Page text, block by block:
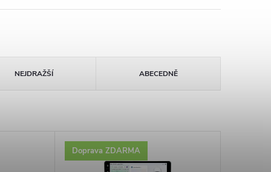
NEJDRAŽŠÍ ABECEDNĚ
Doprava ZDARMA